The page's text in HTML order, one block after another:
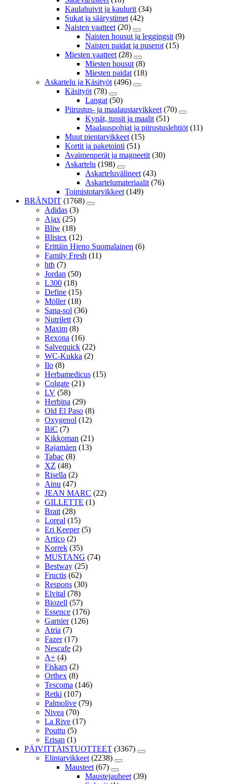
Kaulahuivit ja kaulurit (34)
Sukat ja säärystimet (42)
Naisten vaatteet (20)
Naisten housut ja leggingsit (9)
Naisten paidat ja puserot (15)
Miesten vaatteet (28)
Miesten housut (8)
Miesten paidat (18)
Askartelu ja Käsityöt (496)
Käsityöt (78)
Langat (50)
Piirustus- ja maalaustarvikkeet (70)
Kynät, tussit ja maalit (51)
Maalauspohjat ja piirustuslehtiöt (11)
Muut pientarvikkeet (15)
Kortit ja paketointi (51)
Avaimenperät ja magneetit (30)
Askartelu (198)
Askarteluvälineet (43)
Askartelumateriaalit (76)
Toimistotarvikkeet (149)
BRÄNDIT (1768)
Adidas (3)
Ajax (25)
Bliw (18)
Blistex (12)
Erittäin Hieno Suomalainen (6)
Family Fresh (11)
hth (7)
Jordan (50)
L300 (18)
Define (15)
Möller (18)
Sana-sol (36)
Nutrilett (3)
Maxim (8)
Rexona (16)
Salvequick (22)
WC-Kukka (2)
Ilo (8)
Herbamedicus (15)
Colgate (21)
LV (58)
Herbina (29)
Old El Paso (8)
Oxygenol (12)
BiC (7)
Kikkoman (21)
Rajamäen (13)
Tabac (8)
XZ (48)
Risella (2)
Ainu (47)
JEAN MARC (22)
GILLETTE (1)
Brait (28)
Loreal (15)
Eri Keeper (5)
Artico (2)
Korrek (35)
MUSTANG (74)
Bestway (25)
Fructis (62)
Respons (30)
Elvital (78)
Biozell (57)
Essence (176)
Garnier (126)
Atria (7)
Fazer (17)
Nescafe (2)
A+ (4)
Fiskars (2)
Orthex (8)
Tescoma (146)
Retki (107)
Palmolive (79)
Nivea (70)
La Rive (17)
Pouttu (5)
Erisan (1)
PÄIVITTÄISTUOTTEET (3367)
Elintarvikkeet (2238)
Mausteet (67)
Maustejauheet (39)